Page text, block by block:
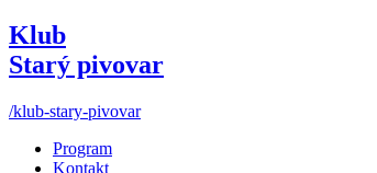
Klub
Starý pivovar
/klub-stary-pivovar
Program
Kontakt